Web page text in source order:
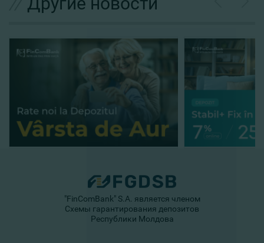
"FinComBank" S.A. является членом
Схемы гарантирования депозитов
Республики Молдова